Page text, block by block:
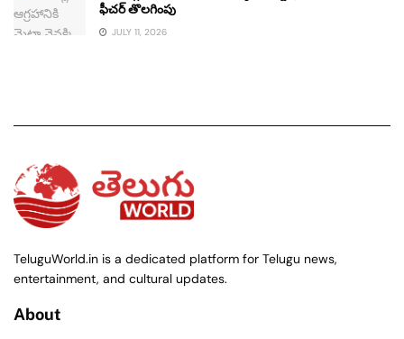
ఫీచర్ తొలగింపు
JULY 11, 2026
TeluguWorld.in is a dedicated platform for Telugu news,
entertainment, and cultural updates.
About